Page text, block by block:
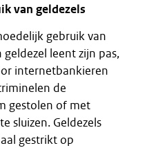
van geldezels
gebruik van
geldezel leent zijn pas,
internetbankieren
de
gestolen of met
sluizen. Geldezels
gestrikt op